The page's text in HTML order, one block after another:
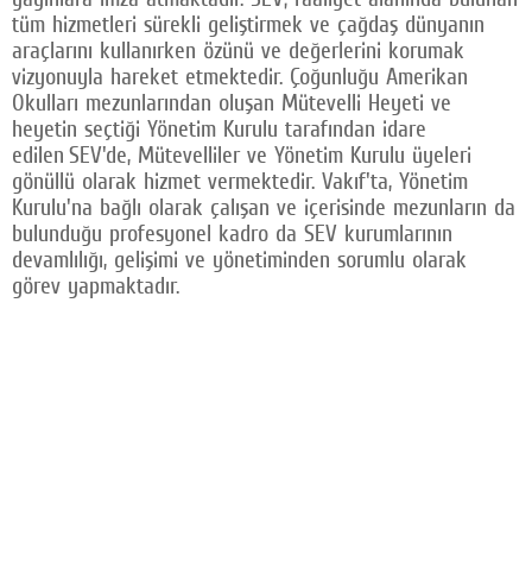
tüm hizmetleri sürekli geliştirmek ve çağdaş dünyanın
araçlarını kullanırken özünü ve değerlerini korumak
vizyonuyla hareket etmektedir. Çoğunluğu Amerikan
Okulları mezunlarından oluşan Mütevelli Heyeti ve
heyetin seçtiği Yönetim Kurulu tarafından idare
edilen SEV'de, Mütevelliler ve Yönetim Kurulu üyeleri
gönüllü olarak hizmet vermektedir. Vakıf'ta, Yönetim
Kurulu'na bağlı olarak çalışan ve içerisinde mezunların da
bulunduğu profesyonel kadro da SEV kurumlarının
devamlılığı, gelişimi ve yönetiminden sorumlu olarak
görev yapmaktadır.